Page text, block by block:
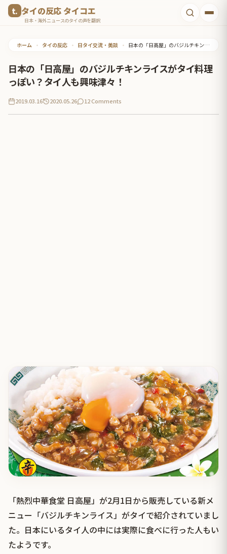
タイの反応 タイコエ
日本・海外ニュースのタイの声を翻訳
ホーム • タイの反応 • 日タイ交流・美談 • 日本の「日高屋」のバジルチキンライスがタイ料理っぽい？タイ人も興味津々！
日本の「日高屋」のバジルチキンライスがタイ料理
っぽい？タイ人も興味津々！
2019.03.16 2020.05.26 12 Comments
「熱烈中華食堂 日高屋」が2月1日から販売している新メ
ニュー「バジルチキンライス」がタイで紹介されていまし
た。日本にいるタイ人の中には実際に食べに行った人もい
たようです。